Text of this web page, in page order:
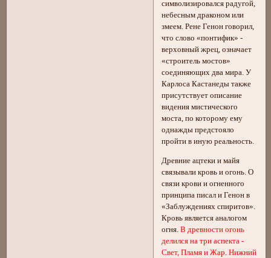
символизировался радугой,
небесным драконом или
змеем. Рене Генон говорил,
что слово «понтифик» -
верховный жрец, означает
«строитель мостов»
соединяющих два мира. У
Карлоса Кастанеды также
присутствует описание
видения мистического
моста, по которому ему
однажды предстояло
пройти в иную реальность.
Древние ацтеки и майя
связывали кровь и огонь. О
связи крови и огненного
принципа писал и Генон в
«Заблуждениях спиритов».
Кровь является аналогом
огня.В древности огонь
делился на три аспекта -
Свет, Пламя и Жар. Нижний